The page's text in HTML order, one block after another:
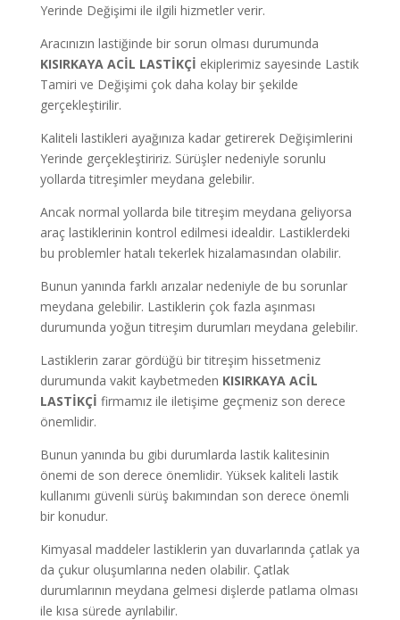
Yerinde Değişimi ile ilgili hizmetler verir.
Aracınızın lastiğinde bir sorun olması durumunda
KISIRKAYA ACİL LASTİKÇİ ekiplerimiz sayesinde Lastik
Tamiri ve Değişimi çok daha kolay bir şekilde
gerçekleştirilir.
Kaliteli lastikleri ayağınıza kadar getirerek Değişimlerini
Yerinde gerçekleştiririz. Sürüşler nedeniyle sorunlu
yollarda titreşimler meydana gelebilir.
Ancak normal yollarda bile titreşim meydana geliyorsa
araç lastiklerinin kontrol edilmesi idealdir. Lastiklerdeki
bu problemler hatalı tekerlek hizalamasından olabilir.
Bunun yanında farklı arızalar nedeniyle de bu sorunlar
meydana gelebilir. Lastiklerin çok fazla aşınması
durumunda yoğun titreşim durumları meydana gelebilir.
Lastiklerin zarar gördüğü bir titreşim hissetmeniz
durumunda vakit kaybetmeden KISIRKAYA ACİL
LASTİKÇİ firmamız ile iletişime geçmeniz son derece
önemlidir.
Bunun yanında bu gibi durumlarda lastik kalitesinin
önemi de son derece önemlidir. Yüksek kaliteli lastik
kullanımı güvenli sürüş bakımından son derece önemli
bir konudur.
Kimyasal maddeler lastiklerin yan duvarlarında çatlak ya
da çukur oluşumlarına neden olabilir. Çatlak
durumlarının meydana gelmesi dişlerde patlama olması
ile kısa sürede ayrılabilir.